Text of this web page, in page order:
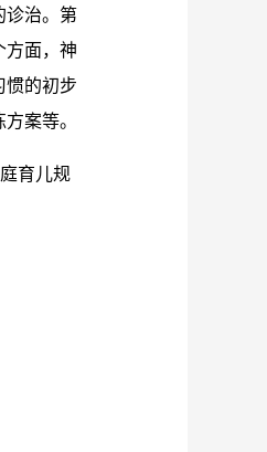
诊治。第
面，神
的初步
案等。
育儿规